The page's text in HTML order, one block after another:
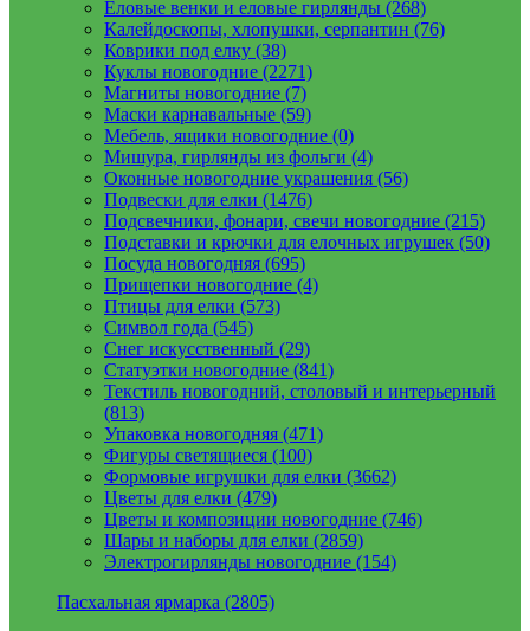
Еловые венки и еловые гирлянды (268)
Калейдоскопы, хлопушки, серпантин (76)
Коврики под елку (38)
Куклы новогодние (2271)
Магниты новогодние (7)
Маски карнавальные (59)
Мебель, ящики новогодние (0)
Мишура, гирлянды из фольги (4)
Оконные новогодние украшения (56)
Подвески для елки (1476)
Подсвечники, фонари, свечи новогодние (215)
Подставки и крючки для елочных игрушек (50)
Посуда новогодняя (695)
Прищепки новогодние (4)
Птицы для елки (573)
Символ года (545)
Снег искусственный (29)
Статуэтки новогодние (841)
Текстиль новогодний, столовый и интерьерный
(813)
Упаковка новогодняя (471)
Фигуры светящиеся (100)
Формовые игрушки для елки (3662)
Цветы для елки (479)
Цветы и композиции новогодние (746)
Шары и наборы для елки (2859)
Электрогирлянды новогодние (154)
Пасхальная ярмарка (2805)